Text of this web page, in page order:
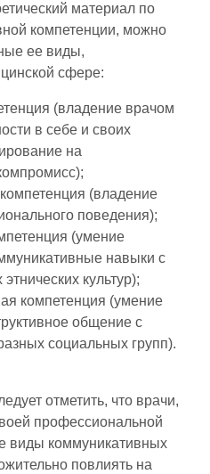
материал по
компетенции, можно
ее виды,
сфере:
(владение врачом
в себе и своих
на
(владение
поведения);
(умение
навыки с
культур);
компетенция (умение
общение с
социальных групп).
отметить, что врачи,
профессиональной
виды коммуникативных
повлиять на